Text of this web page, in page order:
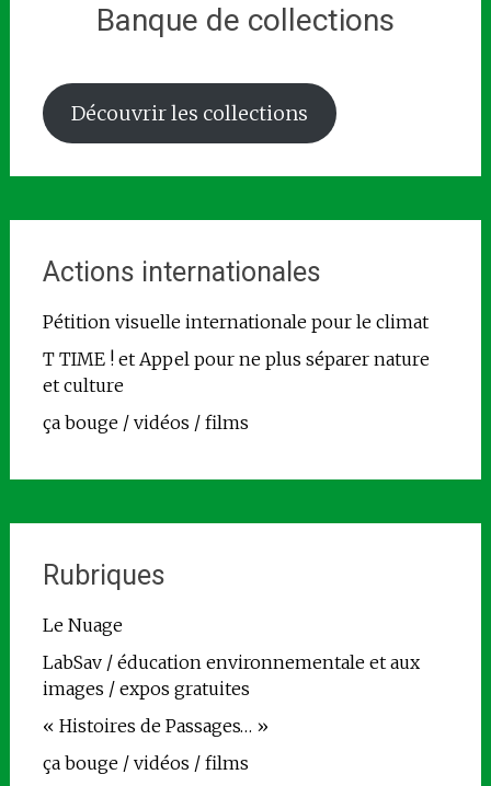
Banque de collections
Découvrir les collections
Actions internationales
Pétition visuelle internationale pour le climat
T TIME ! et Appel pour ne plus séparer nature
et culture
ça bouge / vidéos / films
Rubriques
Le Nuage
LabSav / éducation environnementale et aux
images / expos gratuites
« Histoires de Passages… »
ça bouge / vidéos / films